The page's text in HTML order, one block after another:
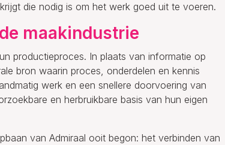
die nodig is om het werk goed uit te voeren.
maakindustrie
productieproces. In plaats van informatie op
bron waarin proces, onderdelen en kennis
werk en een snellere doorvoering van
en herbruikbare basis van hun eigen
van Admiraal ooit begon: het verbinden van